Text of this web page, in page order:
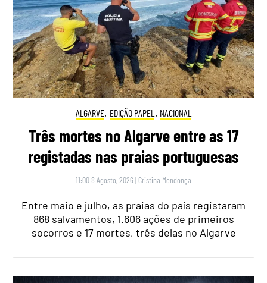
ALGARVE, EDIÇÃO PAPEL , NACIONAL
Três mortes no Algarve entre as 17
registadas nas praias portuguesas
11:00 8 Agosto, 2026 | Cristina Mendonça
Entre maio e julho, as praias do país registaram
868 salvamentos, 1.606 ações de primeiros
socorros e 17 mortes, três delas no Algarve